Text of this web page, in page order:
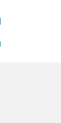
LinkedIn